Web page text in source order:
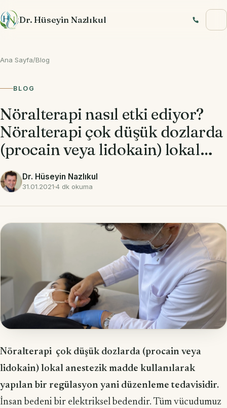
Dr. Hüseyin Nazlıkul
Ana Sayfa/Blog
BLOG
Nöralterapi nasıl etki ediyor?
Nöralterapi çok düşük dozlarda
(procain veya lidokain) lokal…
Dr. Hüseyin Nazlıkul
31.01.2021 4 dk okuma
Nöralterapi çok düşük dozlarda (procain veya
lidokain) lokal anestezik madde kullanılarak
yapılan bir regülasyon yani düzenleme tedavisidir.
İnsan bedeni bir elektriksel bedendir. Tüm vücudumuz